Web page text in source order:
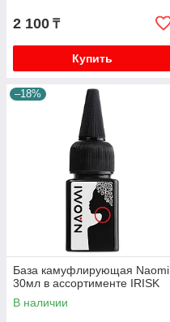
2 100 ₸
Купить
–18%
База камуфлирующая Naomi
30мл в ассортименте IRISK
В наличии